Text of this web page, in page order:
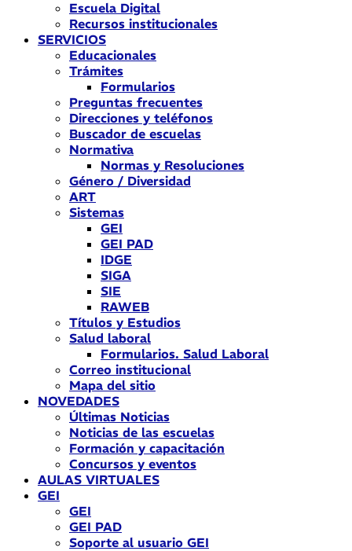
Escuela Digital
Recursos institucionales
SERVICIOS
Educacionales
Trámites
Formularios
Preguntas frecuentes
Direcciones y teléfonos
Buscador de escuelas
Normativa
Normas y Resoluciones
Género / Diversidad
ART
Sistemas
GEI
GEI PAD
IDGE
SIGA
SIE
RAWEB
Títulos y Estudios
Salud laboral
Formularios. Salud Laboral
Correo institucional
Mapa del sitio
NOVEDADES
Últimas Noticias
Noticias de las escuelas
Formación y capacitación
Concursos y eventos
AULAS VIRTUALES
GEI
GEI
GEI PAD
Soporte al usuario GEI